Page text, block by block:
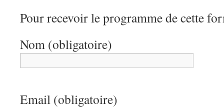
Pour recevoir le programme de cette
Nom (obligatoire)
Email (obligatoire)